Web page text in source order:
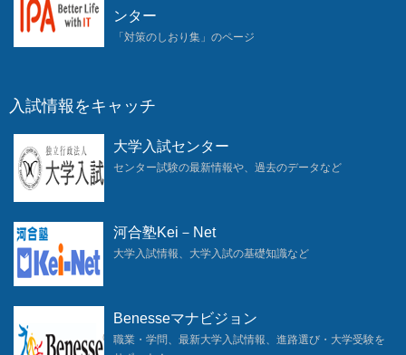
ンター
「対策のしおり集」のページ
入試情報をキャッチ
大学入試センター
センター試験の最新情報や、過去のデータなど
河合塾Kei－Net
大学入試情報、大学入試の基礎知識など
Benesseマナビジョン
職業・学問、最新大学入試情報、進路選び・大学受験を